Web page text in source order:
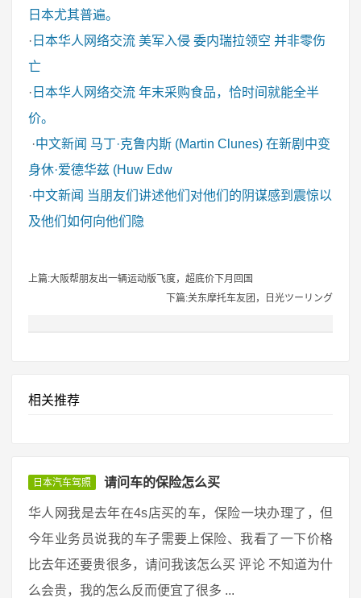
日本尤其普遍。
· 日本华人网络交流 美军入侵 委内瑞拉领空 并非零伤
亡
· 日本华人网络交流 年末采购食品，恰时间就能全半
价。
·中文新闻 马丁·克鲁内斯 (Martin Clunes) 在新剧中变
身休·爱德华兹 (Huw Edw
·中文新闻 当朋友们讲述他们对他们的阴谋感到震惊以
及他们如何向他们隐
上篇:大阪帮朋友出一辆运动版飞度，超底价下月回国
下篇:关东摩托车友团，日光ツーリング
相关推荐
日本汽车驾照 请问车的保险怎么买
华人网我是去年在4s店买的车，保险一块办理了，但
今年业务员说我的车子需要上保险、我看了一下价格
比去年还要贵很多，请问我该怎么买 评论 不知道为什
么会贵，我的怎么反而便宜了很多 ...